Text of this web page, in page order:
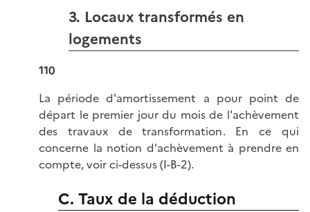
3. Locaux transformés en
logements
110
La période d'amortissement a pour point de
départ le premier jour du mois de l'achèvement
des travaux de transformation. En ce qui
concerne la notion d'achèvement à prendre en
compte, voir ci-dessus (I-B-2).
C. Taux de la déduction